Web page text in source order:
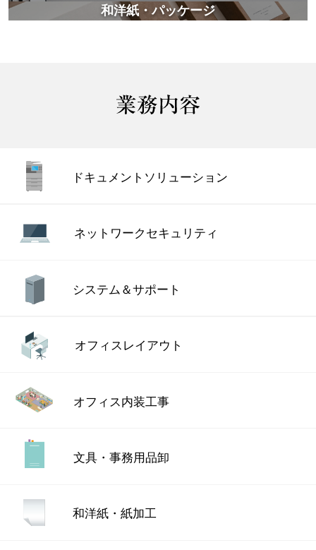
和洋紙・パッケージ
ドキュメント ソリューション
ネットワーク セキュリティ
システム＆サポート
オフィスレイアウト
オフィス内装工事
文具・事務用品卸
和洋紙・紙加工